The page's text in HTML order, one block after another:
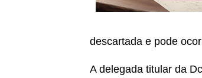
descartada e pode
A delegada titular da